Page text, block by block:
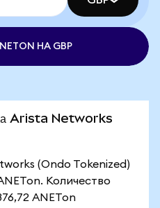
НА GBP
Arista Networks
(Ondo Tokenized)
Количество
ANETon